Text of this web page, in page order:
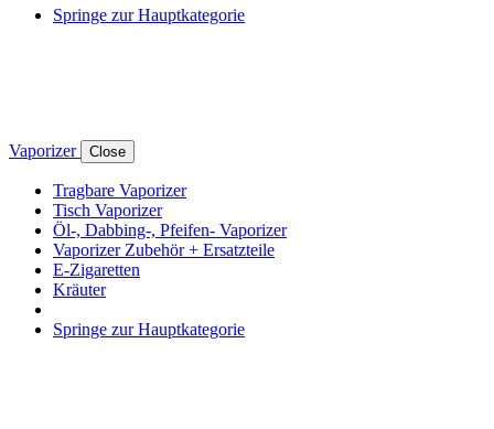
Springe zur Hauptkategorie
Vaporizer Close
Tragbare Vaporizer
Tisch Vaporizer
Öl-, Dabbing-, Pfeifen- Vaporizer
Vaporizer Zubehör + Ersatzteile
E-Zigaretten
Kräuter
Springe zur Hauptkategorie